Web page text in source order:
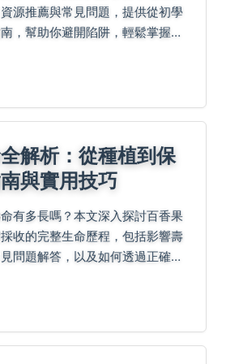
源推薦與常見問題，提供從初學
，幫助你避開陷阱，輕鬆掌握塔
解析：從種植到保
與實用技巧
有多長嗎？本文深入探討百香果
收的完整生命歷程，包括影響壽
問題解答，以及如何透過正確種